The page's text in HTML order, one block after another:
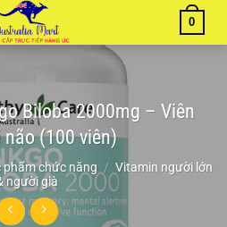
0
Biloba 2000mg – Viên
(100 viên)
phẩm chức năng / Vitamin người lớn
người già